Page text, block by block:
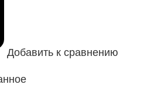
Добавить к сравнению